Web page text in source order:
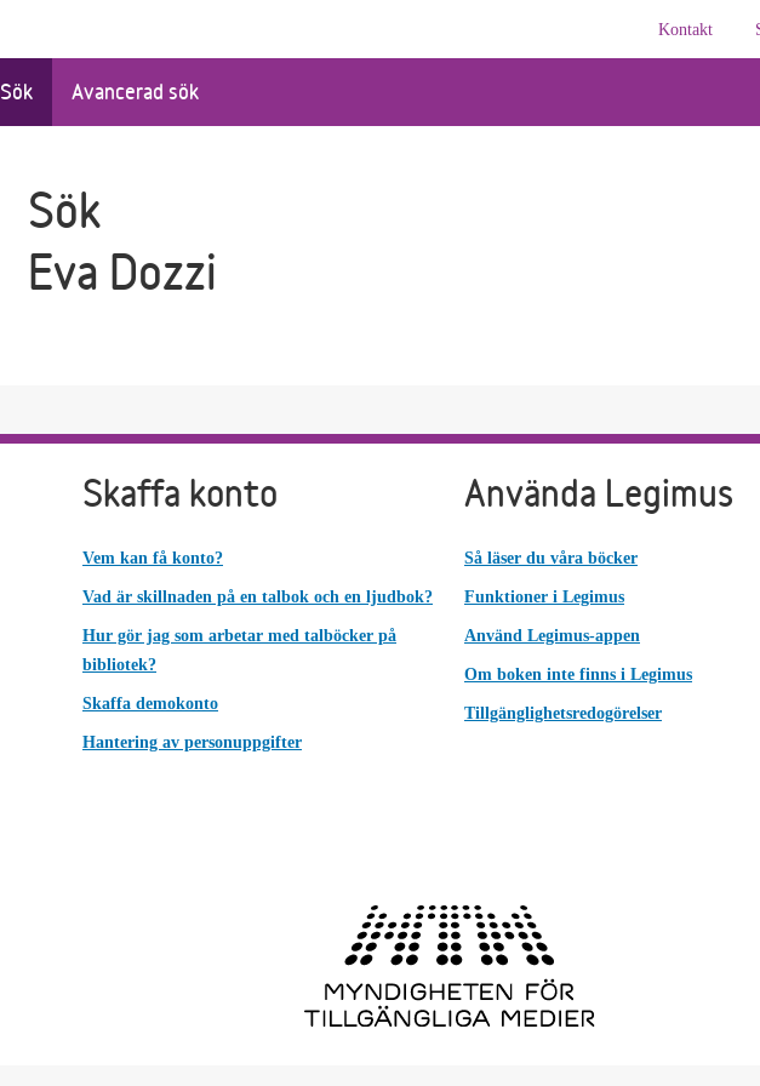
Kontakt
Sök Avancerad sök
Sök
Eva Dozzi
Skaffa konto
Vem kan få konto?
Vad är skillnaden på en talbok och en ljudbok?
Hur gör jag som arbetar med talböcker på
bibliotek?
Skaffa demokonto
Hantering av personuppgifter
Använda Legimus
Så läser du våra böcker
Funktioner i Legimus
Använd Legimus-appen
Om boken inte finns i Legimus
Tillgänglighetsredogörelser